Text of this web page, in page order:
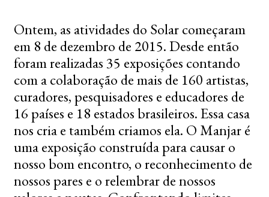
Ontem, as atividades do Solar começaram
em 8 de dezembro de 2015. Desde então
foram realizadas 35 exposições contando
com a colaboração de mais de 160 artistas,
curadores, pesquisadores e educadores de
16 países e 18 estados brasileiros. Essa casa
nos cria e também criamos ela. O Manjar é
uma exposição construída para causar o
nosso bom encontro, o reconhecimento de
nossos pares e o relembrar de nossos